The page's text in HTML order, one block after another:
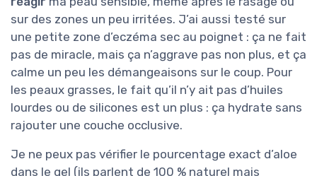
sur des zones un peu irritées. J’ai aussi testé sur
une petite zone d’eczéma sec au poignet : ça ne fait
pas de miracle, mais ça n’aggrave pas non plus, et ça
calme un peu les démangeaisons sur le coup. Pour
les peaux grasses, le fait qu’il n’y ait pas d’huiles
lourdes ou de silicones est un plus : ça hydrate sans
rajouter une couche occlusive.
Je ne peux pas vérifier le pourcentage exact d’aloe
dans le gel (ils parlent de 100 % naturel mais